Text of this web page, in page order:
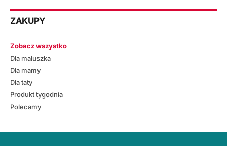
ZAKUPY
Zobacz wszystko
Dla maluszka
Dla mamy
Dla taty
Produkt tygodnia
Polecamy